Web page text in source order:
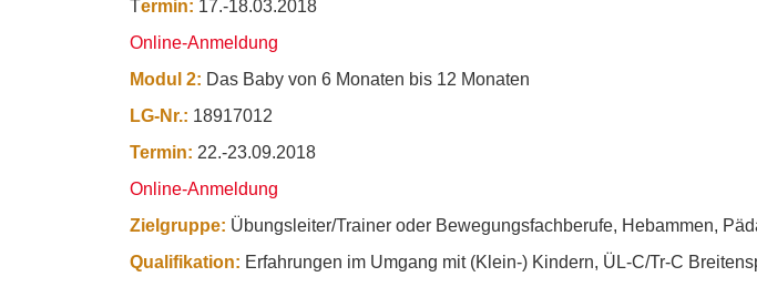
Termin: 17.-18.03.2018
Online-Anmeldung
Modul 2: Das Baby von 6 Monaten bis 12 Monaten
LG-Nr.: 18917012
Termin: 22.-23.09.2018
Online-Anmeldung
Zielgruppe: Übungsleiter/Trainer oder Bewegungsfachberufe, Hebammen,
Qualifikation: Erfahrungen im Umgang mit (Klein-) Kindern, ÜL-C/Tr-C